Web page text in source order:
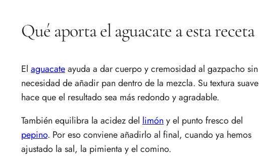
Qué aporta el aguacate a esta receta
El aguacateayuda a dar cuerpo y cremosidad al gazpacho sin
necesidad de añadir pan dentro de la mezcla. Su textura suave
hace que el resultado sea más redondo y agradable.
También equilibra la acidez del limón y el punto fresco del
pepino. Por eso conviene añadirlo al final, cuando ya hemos
ajustado la sal, la pimienta y el comino.